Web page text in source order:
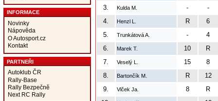
INFORMACE
Novinky
Nápověda
O Autosport.cz
Kontakt
PARTNEŘI
Autoklub ČR
Rally-Base
Rally Bezpečně
Next RC Rally
3.
Kulda M. -
-
4.
Henzl L. R
6
5.
Trunkátová A. -
4
6.
Marek T. 10
R
7.
Veselý L. 15
8
8.
Bartončík M. R
12
9.
Vlček Ja. 8
R